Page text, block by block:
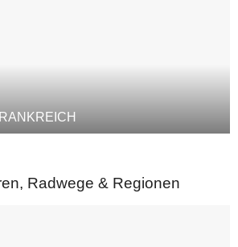
Radwege & Regionen